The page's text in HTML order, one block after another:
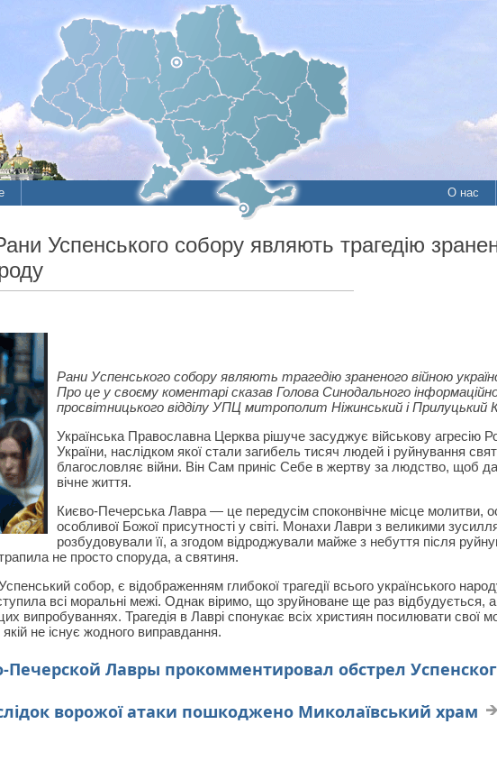
О нас
Успенського собору являють трагедію
Рани Успенського собору являють трагедію зраненого війною
Про це у своєму коментарі сказав Голова Синодального
просвітницького відділу УПЦ митрополит Ніжинський і Прилуцький
Українська Православна Церква рішуче засуджує військову агресію
України, наслідком якої стали загибель тисяч людей і руйнування
благословляє війни. Він Сам приніс Себе в жертву за людство, щоб
вічне життя.
Києво-Печерська Лавра — це передусім споконвічне місце молитви,
особливої Божої присутності у світі. Монахи Лаври з великими
розбудовували її, а згодом відроджували майже з небуття після
не просто споруда, а святиня.
собор, є відображенням глибокої трагедії всього українського
всі моральні межі. Однак віримо, що зруйноване ще раз відбудується,
випробуваннях. Трагедія в Лаврі спонукає всіх християн посилювати свої
не існує жодного виправдання.
Лавры прокомментировал обстрел
ворожої атаки пошкоджено Миколаївський храм